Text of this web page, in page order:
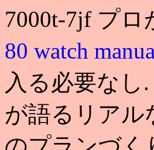
7000t-7jf プロ
80 watch
入る必要な
が語るリアル